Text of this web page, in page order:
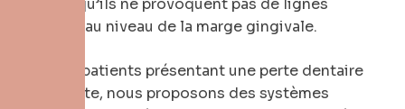
signifie qu’ils ne provoquent pas de lignes
sombres au niveau de la marge gingivale.
Pour les patients présentant une perte dentaire
importante, nous proposons des systèmes